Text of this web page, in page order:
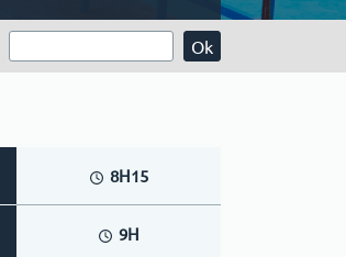
8H15
9H